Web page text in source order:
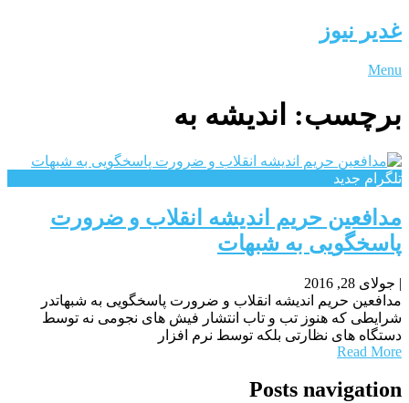
غدیر نیوز
Menu
برچسب: اندیشه به
تلگرام جدید
مدافعین حریم اندیشه انقلاب و ضرورت
پاسخگویی به شبهات
| جولای 28, 2016
مدافعین حریم اندیشه انقلاب و ضرورت پاسخگویی به شبهاتدر
شرایطی که هنوز تب و تاب انتشار فیش های نجومی نه توسط
دستگاه های نظارتی بلکه توسط نرم افزار
Read More
Posts navigation